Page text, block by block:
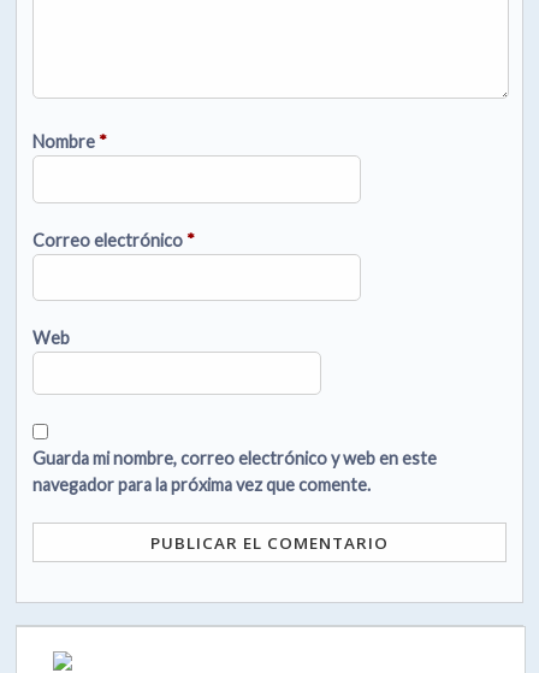
Nombre *
Correo electrónico *
Web
Guarda mi nombre, correo electrónico y web en este
navegador para la próxima vez que comente.